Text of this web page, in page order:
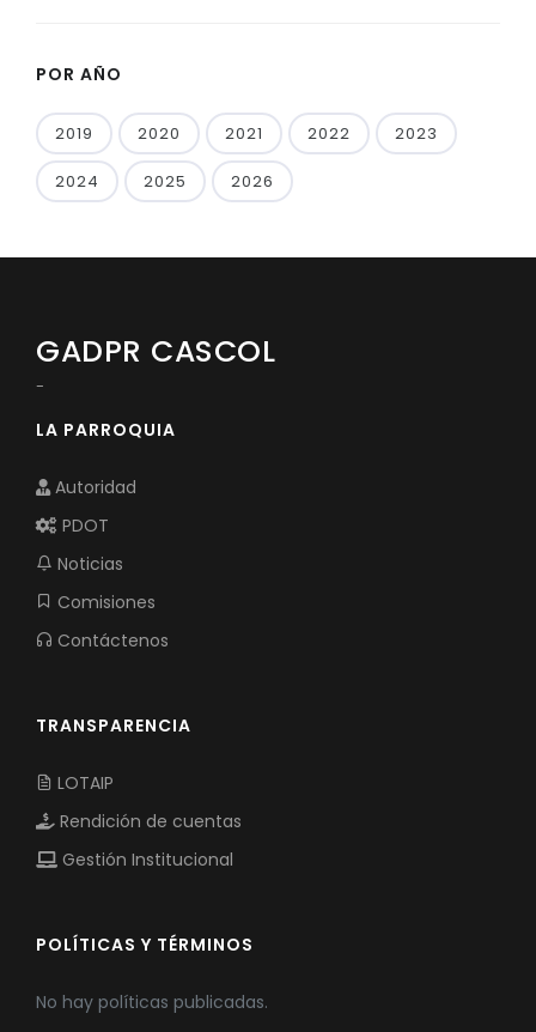
POR AÑO
2019 2020 2021 2022 2023
2024 2025 2026
GADPR CASCOL
-
LA PARROQUIA
Autoridad
PDOT
Noticias
Comisiones
Contáctenos
TRANSPARENCIA
LOTAIP
Rendición de cuentas
Gestión Institucional
POLÍTICAS Y TÉRMINOS
No hay políticas publicadas.